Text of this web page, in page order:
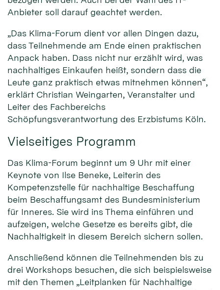
Anbieter soll darauf geachtet werden.
„Das Klima-Forum dient vor allen Dingen dazu,
dass Teilnehmende am Ende einen praktischen
Anpack haben. Dass nicht nur erzählt wird, was
nachhaltiges Einkaufen heißt, sondern dass die
Leute ganz praktisch etwas mitnehmen können“,
erklärt Christian Weingarten, Veranstalter und
Leiter des Fachbereichs
Schöpfungsverantwortung des Erzbistums Köln.
Vielseitiges Programm
Das Klima-Forum beginnt um 9 Uhr mit einer
Keynote von Ilse Beneke, Leiterin des
Kompetenzstelle für nachhaltige Beschaffung
beim Beschaffungsamt des Bundesministerium
für Inneres. Sie wird ins Thema einführen und
aufzeigen, welche Gesetze es bereits gibt, die
Nachhaltigkeit in diesem Bereich sichern sollen.
Anschließend können die Teilnehmenden bis zu
drei Workshops besuchen, die sich beispielsweise
mit den Themen „Leitplanken für Nachhaltige